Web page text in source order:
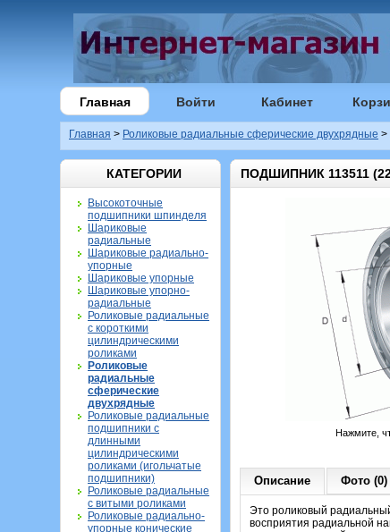
Главная Войти Кабинет
Главная > Роликовые радиальные сферические двухрядные >
КАТЕГОРИИ
Высокоточные
подшипники шпинделя
Шариковые
радиальные
Шариковые радиально-
упорные
Шариковые упорные
Шариковые упорно-
радиальные
Роликовые радиальные
с короткими
цилиндрическими
роликами
Роликовые
радиальные
сферические
двухрядные
Роликовые радиальные
подшипники с
длинными
цилиндрическими
роликами (игольчатые
подшипники)
Роликовые радиальные
с витыми роликами
Роликовые радиально-
упорные конические
ПОДШИПНИК 113511
Нажмите,
Описание Фото (0)
Это роликовый
восприятия радиальной